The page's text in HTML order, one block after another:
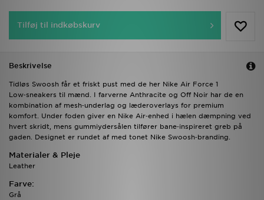
Tilføj til indkøbskurv
Beskrivelse
Tidløs Swoosh får et friskt pust med de her Nike Air Force 1
Low‑sneakers til mænd. I farverne Anthracite og Off Noir har de en
kombination af mesh‑underlag og læderoverlays for premium
komfort. Under foden giver en Nike Air‑enhed i hælen dæmpning ved
hvert skridt, mens gummiydersålen tilfører bane‑inspireret greb på
gaden. Designet er rundet af med tonet Nike Swoosh‑branding.
Materialer & Pleje
Leather
Farve:
Grå